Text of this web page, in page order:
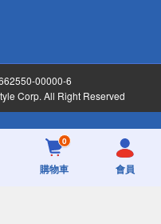
00000-6
Corp. All Right Reserved
0
購物車 會員